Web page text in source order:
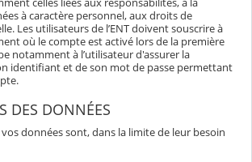
à caractère personnel, aux droits de
Les utilisateurs de l’ENT doivent souscrire à
où le compte est activé lors de la première
notamment à l’utilisateur d'assurer la
identifiant et de son mot de passe permettant
DES DONNÉES
données sont, dans la limite de leur besoin